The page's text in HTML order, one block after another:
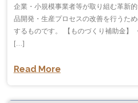
企業・小規模事業者等が取り組む革新
品開発・生産プロセスの改善を行うた
するものです。 【ものづくり補助金】
[…]
Read More